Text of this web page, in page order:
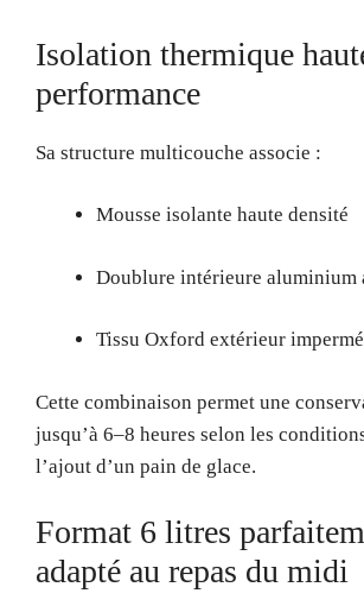
Isolation thermique
performance
Sa structure multicouche associe :
Mousse isolante haute densité
Doublure intérieure aluminium
Tissu Oxford extérieur
Cette combinaison permet une
jusqu’à 6–8 heures selon les
l’ajout d’un pain de glace.
Format 6 litres
adapté au repas du midi